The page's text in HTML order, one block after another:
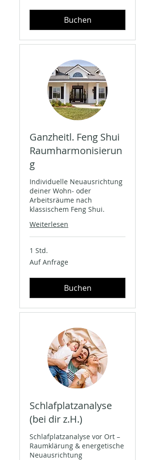
Buchen
Ganzheitl. Feng Shui
Raumharmonisierun
g
Individuelle Neuausrichtung
deiner Wohn- oder
Arbeitsräume nach
klassischem Feng Shui.
Weiterlesen
1 Std.
Auf
Anfrage
Auf Anfrage
Buchen
Schlafplatzanalyse
(bei dir z.H.)
Schlafplatzanalyse vor Ort –
Raumklärung & energetische
Neuausrichtung